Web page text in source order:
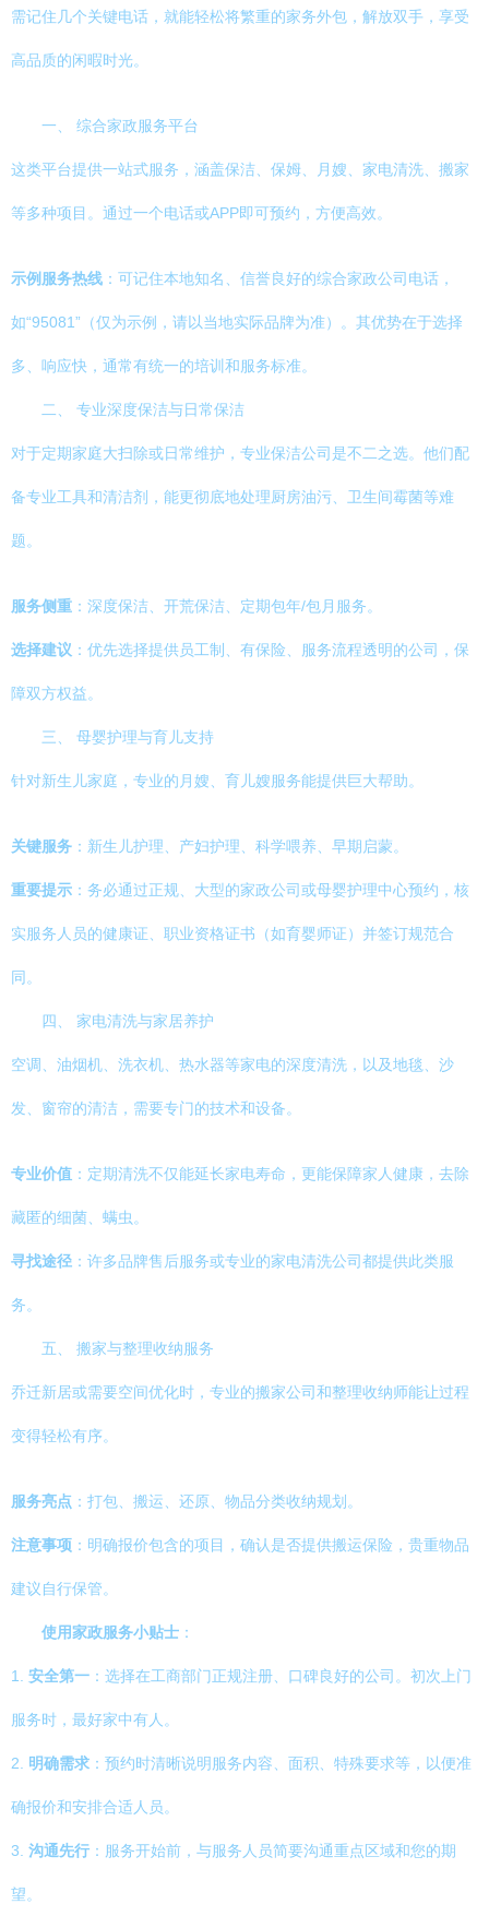
需记住几个关键电话，就能轻松将繁重的家务外包，解放双手，享受
高品质的闲暇时光。
一、 综合家政服务平台
这类平台提供一站式服务，涵盖保洁、保姆、月嫂、家电清洗、搬家
等多种项目。通过一个电话或APP即可预约，方便高效。
示例服务热线 ：可记住本地知名、信誉良好的综合家政公司电话，
如“95081”（仅为示例，请以当地实际品牌为准）。其优势在于选择
多、响应快，通常有统一的培训和服务标准。
二、 专业深度保洁与日常保洁
对于定期家庭大扫除或日常维护，专业保洁公司是不二之选。他们配
备专业工具和清洁剂，能更彻底地处理厨房油污、卫生间霉菌等难
题。
服务侧重 ：深度保洁、开荒保洁、定期包年/包月服务。
选择建议 ：优先选择提供员工制、有保险、服务流程透明的公司，保
障双方权益。
三、 母婴护理与育儿支持
针对新生儿家庭，专业的月嫂、育儿嫂服务能提供巨大帮助。
关键服务 ：新生儿护理、产妇护理、科学喂养、早期启蒙。
重要提示 ：务必通过正规、大型的家政公司或母婴护理中心预约，核
实服务人员的健康证、职业资格证书（如育婴师证）并签订规范合
同。
四、 家电清洗与家居养护
空调、油烟机、洗衣机、热水器等家电的深度清洗，以及地毯、沙
发、窗帘的清洁，需要专门的技术和设备。
专业价值 ：定期清洗不仅能延长家电寿命，更能保障家人健康，去除
藏匿的细菌、螨虫。
寻找途径 ：许多品牌售后服务或专业的家电清洗公司都提供此类服
务。
五、 搬家与整理收纳服务
乔迁新居或需要空间优化时，专业的搬家公司和整理收纳师能让过程
变得轻松有序。
服务亮点 ：打包、搬运、还原、物品分类收纳规划。
注意事项 ：明确报价包含的项目，确认是否提供搬运保险，贵重物品
建议自行保管。
使用家政服务小贴士 ：
1. 安全第一 ：选择在工商部门正规注册、口碑良好的公司。初次上门
服务时，最好家中有人。
2. 明确需求 ：预约时清晰说明服务内容、面积、特殊要求等，以便准
确报价和安排合适人员。
3. 沟通先行 ：服务开始前，与服务人员简要沟通重点区域和您的期
望。